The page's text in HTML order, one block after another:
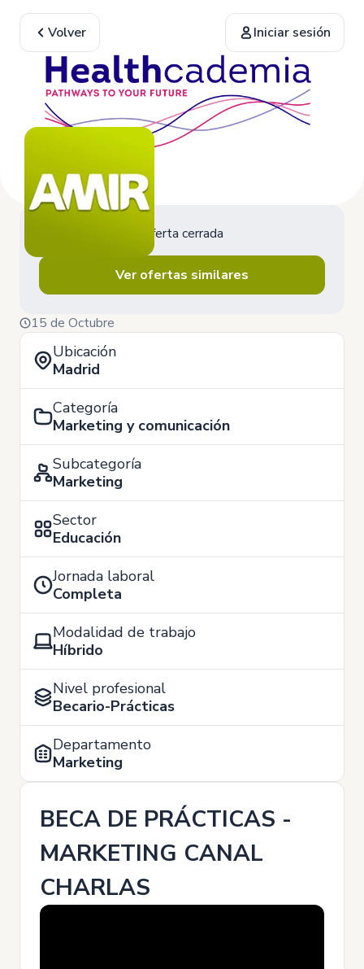
Volver Iniciar sesión
Oferta cerrada
Ver ofertas similares
15 de Octubre
Ubicación
Madrid
Categoría
Marketing y comunicación
Subcategoría
Marketing
Sector
Educación
Jornada laboral
Completa
Modalidad de trabajo
Híbrido
Nivel profesional
Becario-Prácticas
Departamento
Marketing
BECA DE PRÁCTICAS -
MARKETING CANAL
CHARLAS